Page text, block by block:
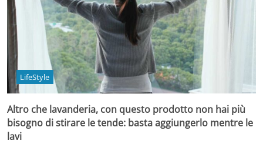
LifeStyle
Altro che lavanderia, con questo prodotto non hai più
bisogno di stirare le tende: basta aggiungerlo mentre le
lavi